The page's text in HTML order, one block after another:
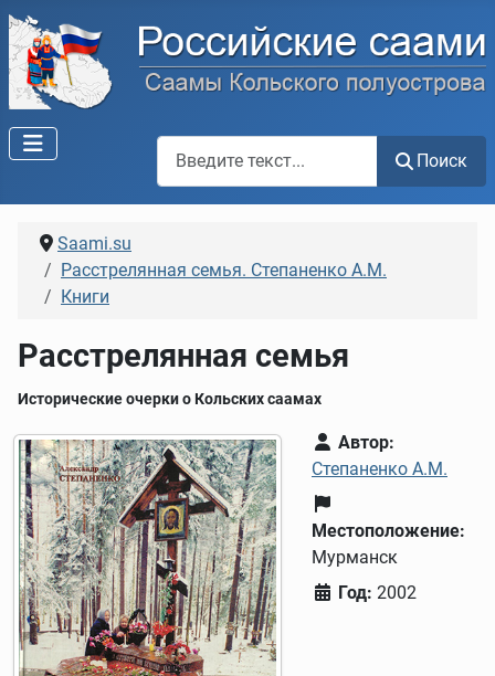
Поиск
Saami.su
Расстрелянная семья. Степаненко А.М.
Книги
Расстрелянная семья
Исторические очерки о Кольских саамах
Автор:
Степаненко А.М.
Местоположение:
Мурманск
Год: 2002